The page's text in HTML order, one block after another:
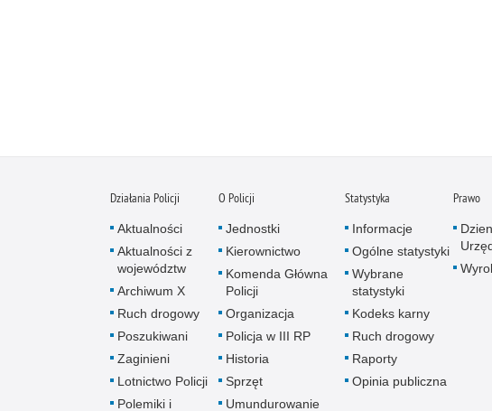
Działania Policji
Aktualności
Aktualności z
województw
Archiwum X
Ruch drogowy
Poszukiwani
Zaginieni
Lotnictwo Policji
Polemiki i
O Policji
Jednostki
Kierownictwo
Komenda Główna
Policji
Organizacja
Policja w III RP
Historia
Sprzęt
Umundurowanie
Statystyka
Informacje
Ogólne statystyki
Wybrane
statystyki
Kodeks karny
Ruch drogowy
Raporty
Opinia publiczna
Prawo